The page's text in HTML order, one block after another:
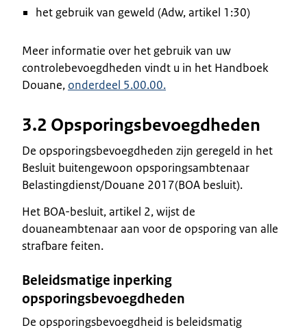
het gebruik van geweld (Adw, artikel 1:30)
Meer informatie over het gebruik van uw
controlebevoegdheden vindt u in het Handboek
Douane, onderdeel 5.00.00.
3.2 Opsporingsbevoegdheden
De opsporingsbevoegdheden zijn geregeld in het
Besluit buitengewoon opsporingsambtenaar
Belastingdienst/Douane 2017(BOA besluit).
Het BOA-besluit, artikel 2, wijst de
douaneambtenaar aan voor de opsporing van alle
strafbare feiten.
Beleidsmatige inperking
opsporingsbevoegdheden
De opsporingsbevoegdheid is beleidsmatig